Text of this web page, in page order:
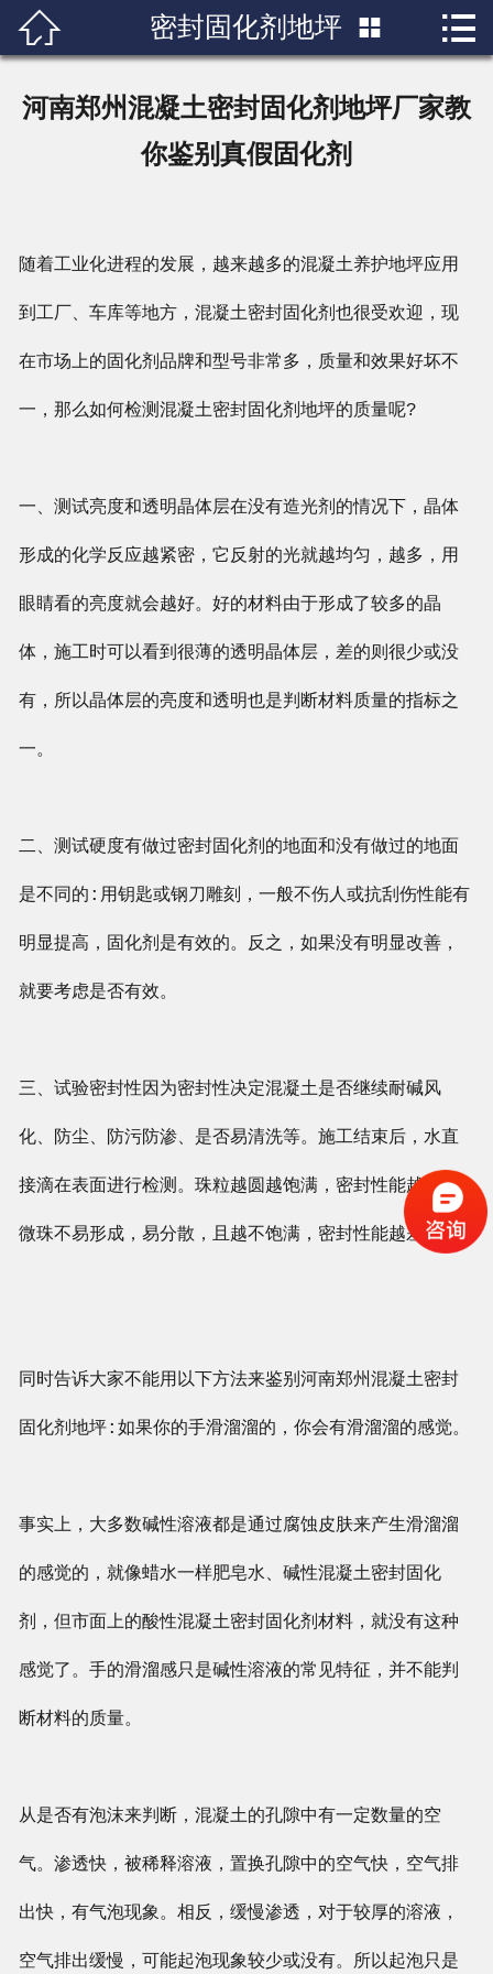
 首页
产品展示
成功案例
行业知识
人才招聘
 密封固化剂地坪  
河南郑州混凝土密封固化剂地坪厂家教
你鉴别真假固化剂
随着工业化进程的发展，越来越多的混凝土养护地坪应用
到工厂、车库等地方，混凝土密封固化剂也很受欢迎，现
在市场上的固化剂品牌和型号非常多，质量和效果好坏不
一，那么如何检测混凝土密封固化剂地坪的质量呢?
一、测试亮度和透明晶体层在没有造光剂的情况下，晶体
形成的化学反应越紧密，它反射的光就越均匀，越多，用
眼睛看的亮度就会越好。好的材料由于形成了较多的晶
体，施工时可以看到很薄的透明晶体层，差的则很少或没
有，所以晶体层的亮度和透明也是判断材料质量的指标之
一。
二、测试硬度有做过密封固化剂的地面和没有做过的地面
是不同的:用钥匙或钢刀雕刻，一般不伤人或抗刮伤性能有
明显提高，固化剂是有效的。反之，如果没有明显改善，
就要考虑是否有效。
三、试验密封性因为密封性决定混凝土是否继续耐碱风
化、防尘、防污防渗、是否易清洗等。施工结束后，水直
接滴在表面进行检测。珠粒越圆越饱满，密封性能越好。
微珠不易形成，易分散，且越不饱满，密封性能越差。
同时告诉大家不能用以下方法来鉴别河南郑州混凝土密封
固化剂地坪:如果你的手滑溜溜的，你会有滑溜溜的感觉。
事实上，大多数碱性溶液都是通过腐蚀皮肤来产生滑溜溜
的感觉的，就像蜡水一样肥皂水、碱性混凝土密封固化
剂，但市面上的酸性混凝土密封固化剂材料，就没有这种
感觉了。手的滑溜感只是碱性溶液的常见特征，并不能判
断材料的质量。
从是否有泡沫来判断，混凝土的孔隙中有一定数量的空
气。渗透快，被稀释溶液，置换孔隙中的空气快，空气排
出快，有气泡现象。相反，缓慢渗透，对于较厚的溶液，
空气排出缓慢，可能起泡现象较少或没有。所以起泡只是